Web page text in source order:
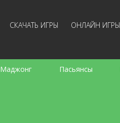
СКАЧАТЬ ИГРЫ ОНЛАЙН ИГРЫ
Маджонг Пасьянсы